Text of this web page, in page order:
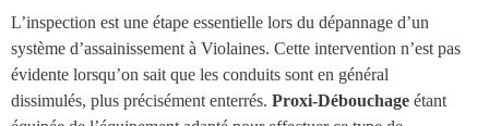
L’inspection est une étape essentielle lors du dépannage d’un
système d’assainissement à Violaines. Cette intervention n’est pas
évidente lorsqu’on sait que les conduits sont en général
dissimulés, plus précisément enterrés. Proxi-Débouchage étant